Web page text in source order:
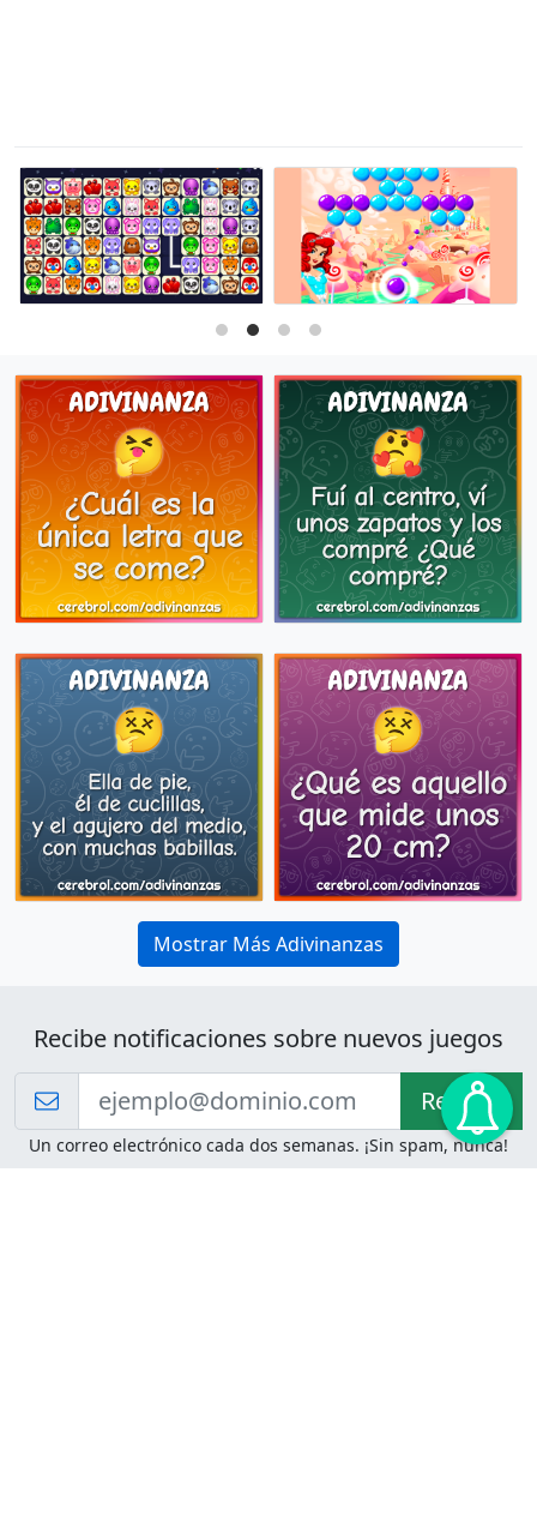
Mostrar Más Adivinanzas
Recibe notificaciones sobre nuevos juegos
Recibir!
Un correo electrónico cada dos semanas. ¡Sin spam, nunca!